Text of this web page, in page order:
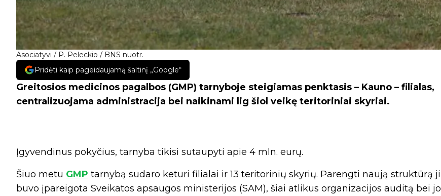
Asociatyvi / P. Peleckio / BNS nuotr.
Pridėti kaip pageidaujamą šaltinį „Google“
Greitosios medicinos pagalbos (GMP) tarnyboje steigiamas penktasis – Kauno – filialas,
centralizuojama administracija bei naikinami lig šiol veikę teritoriniai skyriai.
Įgyvendinus pokyčius, tarnyba tikisi sutaupyti apie 4 mln. eurų.
Šiuo metu GMP tarnybą sudaro keturi filialai ir 13 teritorinių skyrių. Parengti naują struktūrą ji
buvo įpareigota Sveikatos apsaugos ministerijos (SAM), šiai atlikus organizacijos auditą bei jo